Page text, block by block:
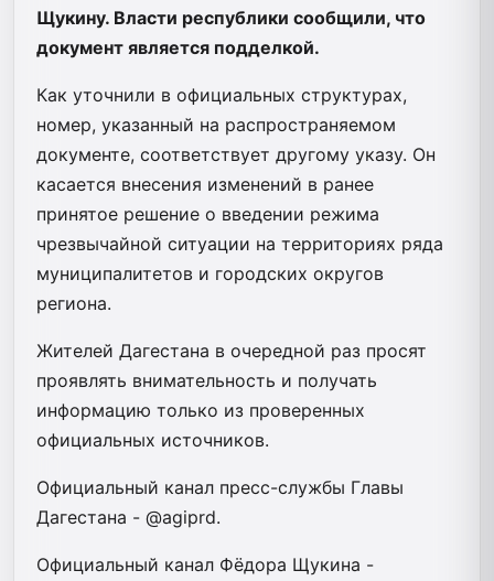
Щукину. Власти республики сообщили, что
документ является подделкой.
Как уточнили в официальных структурах,
номер, указанный на распространяемом
документе, соответствует другому указу. Он
касается внесения изменений в ранее
принятое решение о введении режима
чрезвычайной ситуации на территориях ряда
муниципалитетов и городских округов
региона.
Жителей Дагестана в очередной раз просят
проявлять внимательность и получать
информацию только из проверенных
официальных источников.
Официальный канал пресс-службы Главы
Дагестана - @agiprd.
Официальный канал Фёдора Щукина -